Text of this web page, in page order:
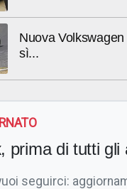
Nuova
sì...
, prima di tutti gli
seguirci: